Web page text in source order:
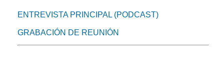
ENTREVISTA PRINCIPAL (PODCAST)
GRABACIÓN DE REUNIÓN